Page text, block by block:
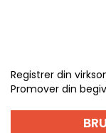
Registrer din
Promover din